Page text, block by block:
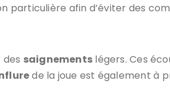
particulière afin d’éviter des
saignements légers. Ces
de la joue est également à